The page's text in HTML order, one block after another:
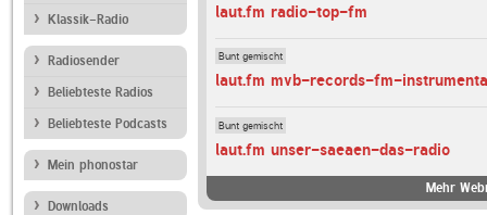
Klassik-Radio
Radiosender
Beliebteste Radios
Beliebteste Podcasts
Mein phonostar
Downloads
laut.fm radio-top-fm
Bunt gemischt
laut.fm mvb-records-fm-
Bunt gemischt
laut.fm unser-saeaen-das-radio
Mehr